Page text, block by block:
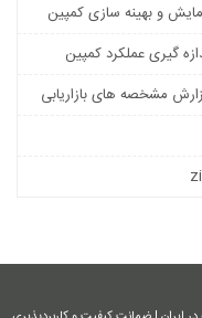
و بهینه سازی کمپین
گیری عملکرد کمپین
مشخصه های بازاریابی